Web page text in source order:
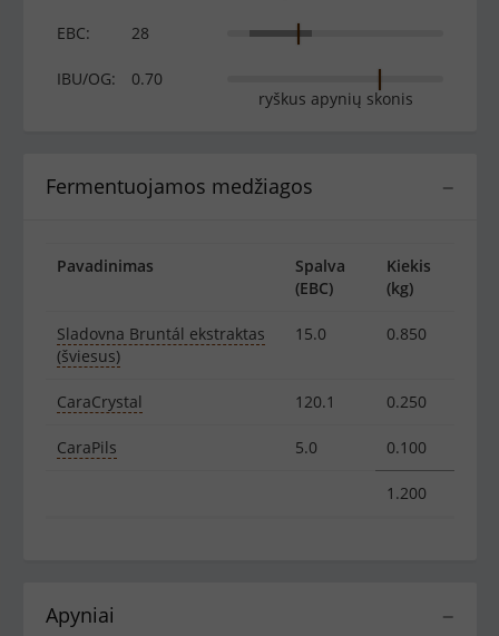
EBC: 28
IBU/OG:
0.70
ryškus apynių skonis
−
Fermentuojamos medžiagos
Pavadinimas
Spalva
(EBC)
Kiekis
(kg)
Sladovna Bruntál ekstraktas
(šviesus)
15.0 0.850
CaraCrystal 120.1 0.250
CaraPils 5.0 0.100
1.200
−
Apyniai